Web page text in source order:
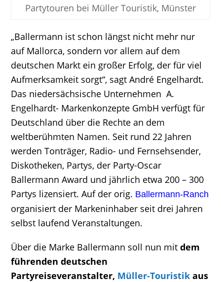
Partytouren bei Müller Touristik, Münster
„Ballermann ist schon längst nicht mehr nur
auf Mallorca, sondern vor allem auf dem
deutschen Markt ein großer Erfolg, der für viel
Aufmerksamkeit sorgt“, sagt André Engelhardt.
Das niedersächsische Unternehmen A.
Engelhardt- Markenkonzepte GmbH verfügt für
Deutschland über die Rechte an dem
weltberühmten Namen. Seit rund 22 Jahren
werden Tonträger, Radio- und Fernsehsender,
Diskotheken, Partys, der Party-Oscar
Ballermann Award und jährlich etwa 200 – 300
Partys lizensiert. Auf der orig. Ballermann-Ranch
organisiert der Markeninhaber seit drei Jahren
selbst laufend Veranstaltungen.
Über die Marke Ballermann soll nun mit dem
führenden deutschen
Partyreiseveranstalter, Müller-Touristik aus